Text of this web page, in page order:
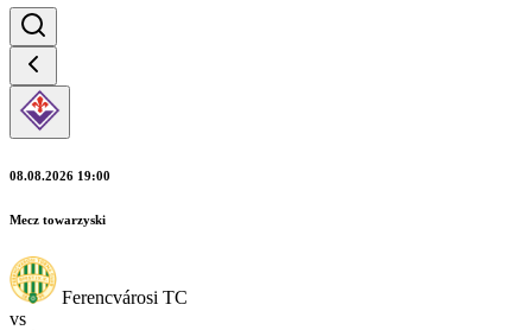
08.08.2026 19:00
Mecz towarzyski
Ferencvárosi TC
vs